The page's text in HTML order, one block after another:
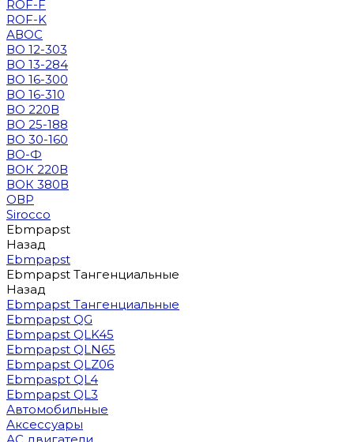
ROF-F
ROF-K
АВОС
ВО 12-303
ВО 13-284
ВО 16-300
ВО 16-310
ВО 220В
ВО 25-188
ВО 30-160
ВО-Ф
ВОК 220В
ВОК 380В
ОВР
Sirocco
Ebmpapst
Назад
Ebmpapst
Ebmpapst Тангенциальные
Назад
Ebmpapst Тангенциальные
Ebmpapst QG
Ebmpapst QLK45
Ebmpapst QLN65
Ebmpapst QLZ06
Ebmpaspt QL4
Ebmpapst QL3
Автомобильные
Аксессуары